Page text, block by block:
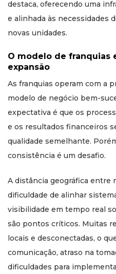
destaca, oferecendo uma
e alinhada às necessidades
novas unidades.
O modelo de franquias
expansão
As franquias operam com a
modelo de negócio bem-
expectativa é que os
e os resultados financeiros
qualidade semelhante.
consistência é um desafio.
A distância geográfica entre
dificuldade de alinhar
visibilidade em tempo real
são pontos críticos. Muitas
locais e desconectadas, o
comunicação, atraso na
dificuldades para